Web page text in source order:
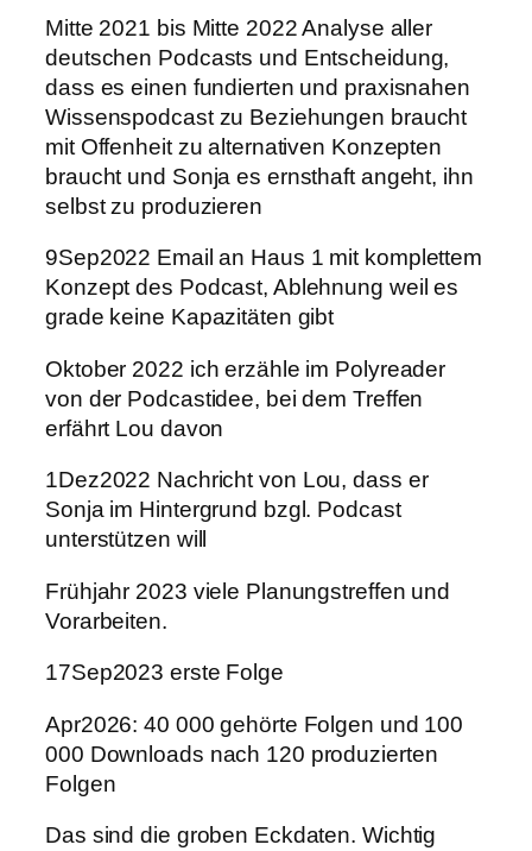
Mitte 2021 bis Mitte 2022 Analyse aller
deutschen Podcasts und Entscheidung,
dass es einen fundierten und praxisnahen
Wissenspodcast zu Beziehungen braucht
mit Offenheit zu alternativen Konzepten
braucht und Sonja es ernsthaft angeht, ihn
selbst zu produzieren
9Sep2022 Email an Haus 1 mit komplettem
Konzept des Podcast, Ablehnung weil es
grade keine Kapazitäten gibt
Oktober 2022 ich erzähle im Polyreader
von der Podcastidee, bei dem Treffen
erfährt Lou davon
1Dez2022 Nachricht von Lou, dass er
Sonja im Hintergrund bzgl. Podcast
unterstützen will
Frühjahr 2023 viele Planungstreffen und
Vorarbeiten.
17Sep2023 erste Folge
Apr2026: 40 000 gehörte Folgen und 100
000 Downloads nach 120 produzierten
Folgen
Das sind die groben Eckdaten. Wichtig